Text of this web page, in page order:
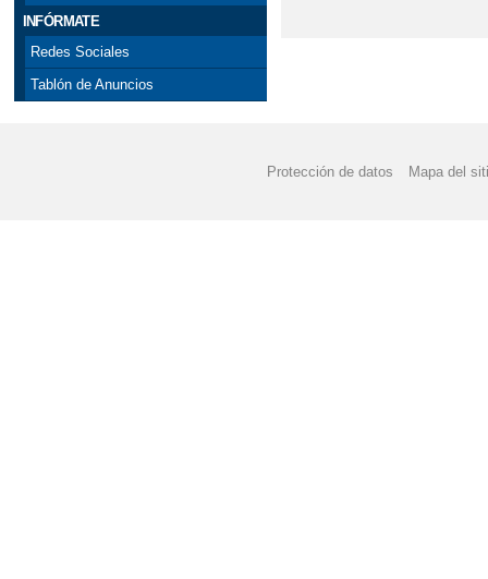
INFÓRMATE
Redes Sociales
Tablón de Anuncios
Protección de datos Mapa del